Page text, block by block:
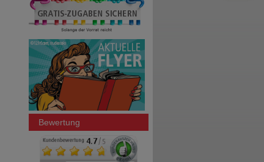
Bewertung